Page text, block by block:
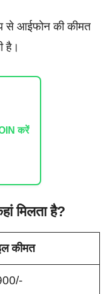
से आईफोन की कीमत
है।
करें
मिलता है?
कीमत